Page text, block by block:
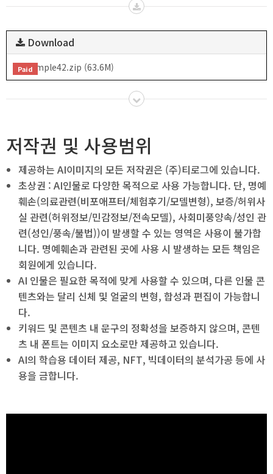
Download
Paid
sample42.zip (63.6M)
저작권 및 사용범위
제공하는 AI이미지의 모든 저작권은 (주)티로그에 있습니다.
초상권 : AI인물로 다양한 목적으로 사용 가능합니다. 단, 명예
훼손(의료관련(비포애프터/체험후기/모델변형), 보증/허위사
실 관련(허위정보/민감정보/전속모델), 사회미풍양속/성인 관
련(성인/풍속/불법))이 발생할 수 있는 영역은 사용이 불가합
니다. 명예훼손과 관련된 곳에 사용 시 발생하는 모든 책임은
회원에게 있습니다.
AI 인물은 필요한 목적에 맞게 사용할 수 있으며, 다른 인물 콘
텐츠와는 달리 신체 및 얼굴의 변형, 합성과 편집이 가능합니
다.
키워드 및 콘텐츠 내 문구의 정확성을 보증하지 않으며, 콘텐
츠 내 폰트는 이미지 요소로만 제공하고 있습니다.
AI의 학습용 데이터 제공, NFT, 빅데이터의 분석가공 등에 사
용을 금합니다.